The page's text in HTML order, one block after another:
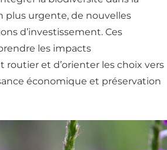
plus urgente, de nouvelles
d’investissement. Ces
les impacts
et d’orienter les choix vers
économique et préservation